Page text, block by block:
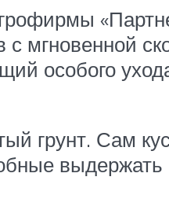
с мгновенной
особого
грунт. Сам
выдержать